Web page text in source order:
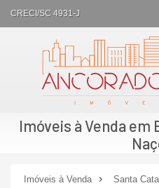
CRECI/SC 4931-J
Imóveis à Venda
Imóveis à Venda
Santa